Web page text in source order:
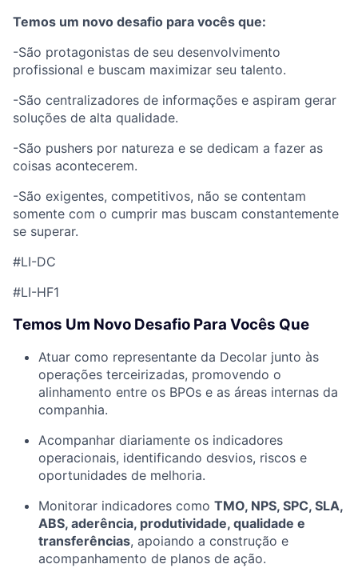
Temos um novo desafio para vocês que:
-São protagonistas de seu desenvolvimento
profissional e buscam maximizar seu talento.
-São centralizadores de informações e aspiram gerar
soluções de alta qualidade.
-São pushers por natureza e se dedicam a fazer as
coisas acontecerem.
-São exigentes, competitivos, não se contentam
somente com o cumprir mas buscam constantemente
se superar.
#LI-DC
#LI-HF1
Temos Um Novo Desafio Para Vocês Que
Atuar como representante da Decolar junto às
operações terceirizadas, promovendo o
alinhamento entre os BPOs e as áreas internas da
companhia.
Acompanhar diariamente os indicadores
operacionais, identificando desvios, riscos e
oportunidades de melhoria.
Monitorar indicadores como TMO, NPS, SPC, SLA,
ABS, aderência, produtividade, qualidade e
transferências, apoiando a construção e
acompanhamento de planos de ação.